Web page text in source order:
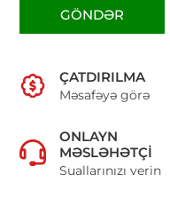
GÖNDƏR
ÇATDIRILMA
Məsafəyə görə
ONLAYN
MƏSLƏHƏTÇI
Suallarınızı verin